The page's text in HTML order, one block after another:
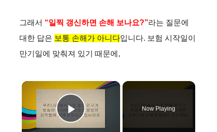
그래서 “일찍 갱신하면 손해 보나요?”라는 질문에
대한 답은 보통 손해가 아니다입니다. 보험 시작일이
만기일에 맞춰져 있기 때문에,
×
Play Video
Now Playing